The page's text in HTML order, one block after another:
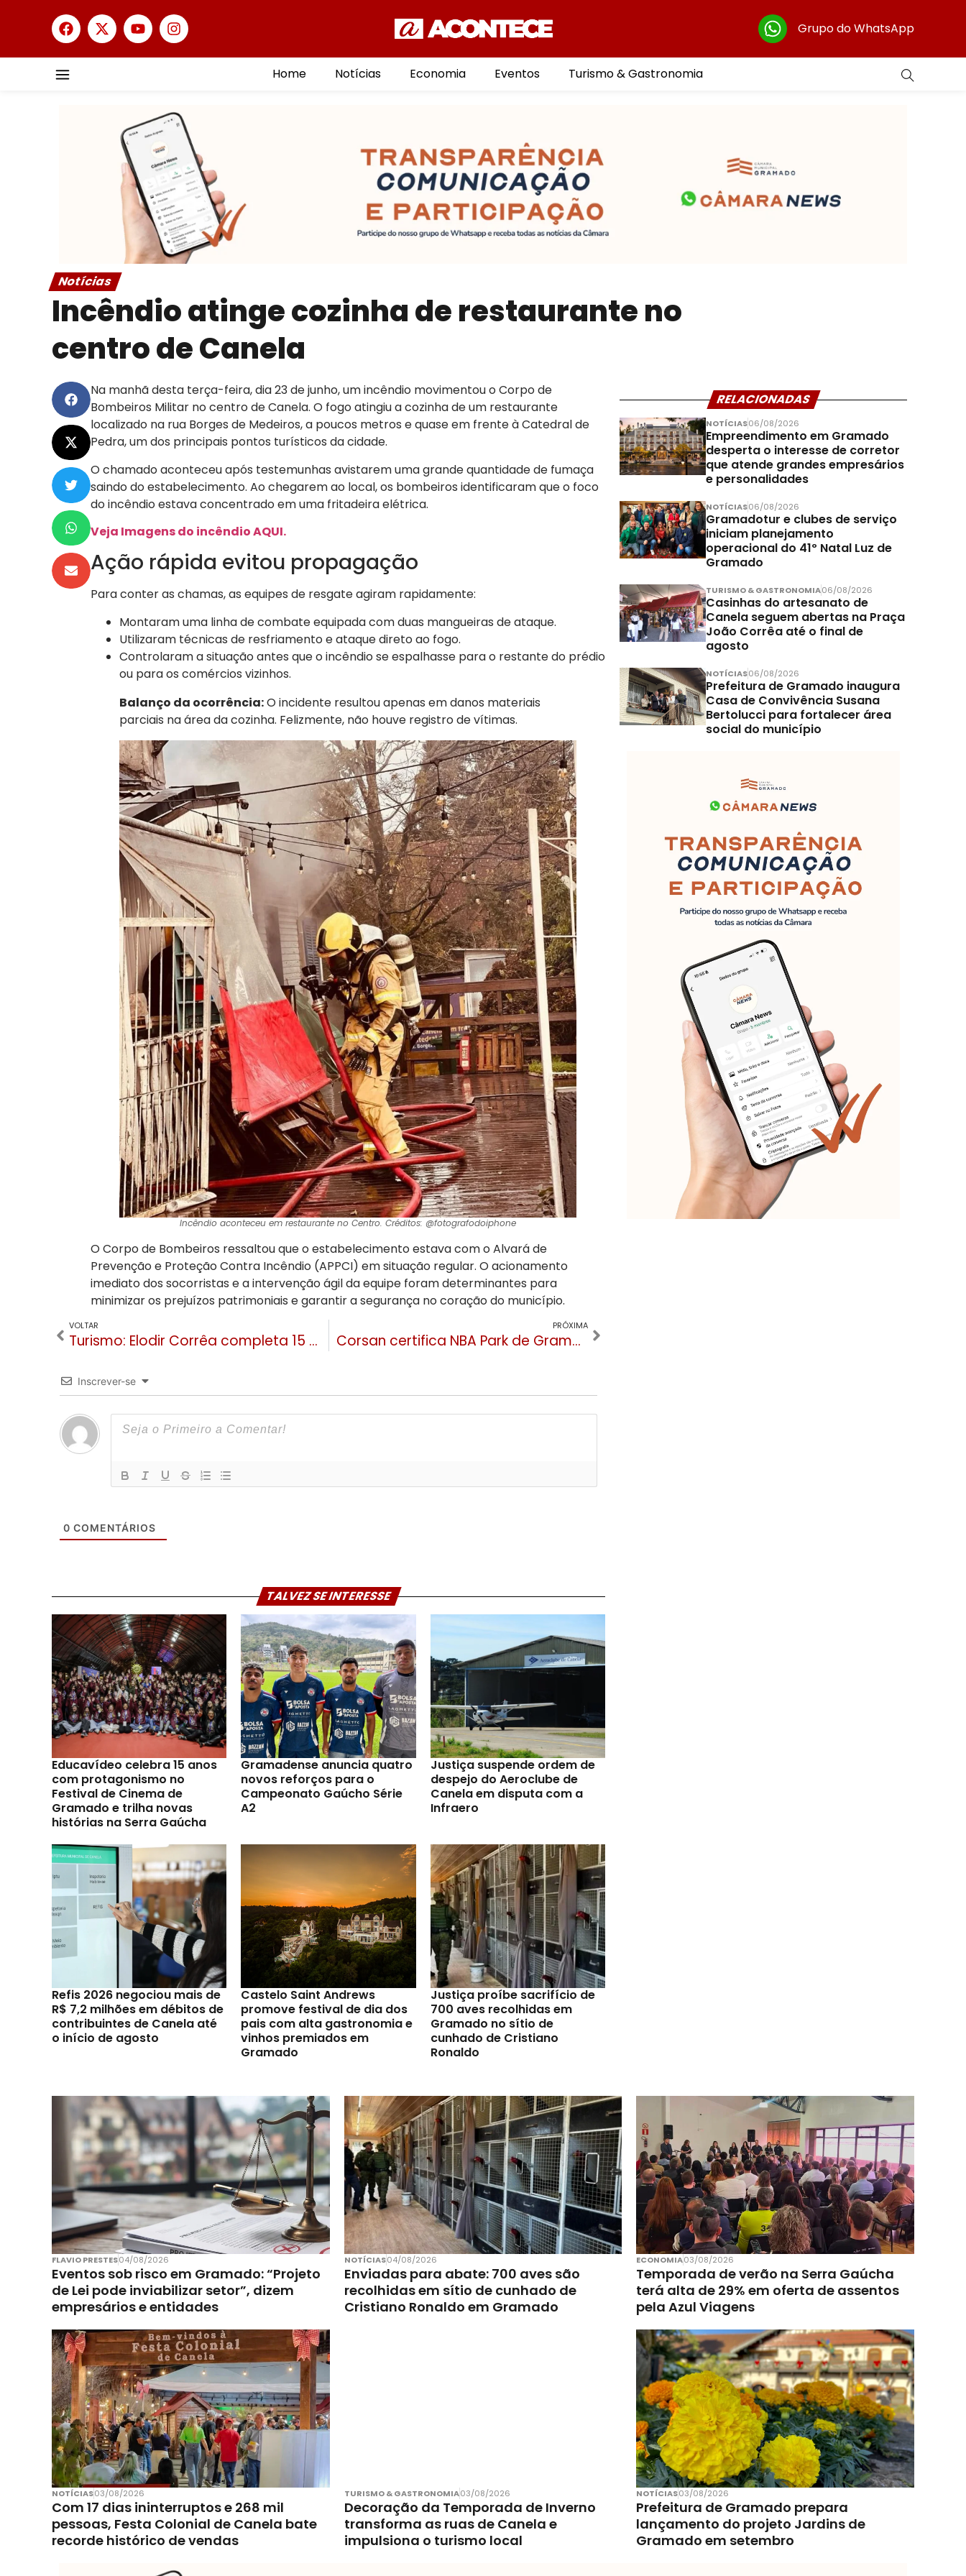
Grupo do WhatsApp
Home Notícias Economia Eventos Turismo & Gastronomia
Notícias
Incêndio atinge cozinha de restaurante no
centro de Canela
Na manhã desta terça-feira, dia 23 de junho, um incêndio movimentou o Corpo de
Bombeiros Militar no centro de Canela. O fogo atingiu a cozinha de um restaurante
localizado na rua Borges de Medeiros, a poucos metros e quase em frente à Catedral de
Pedra, um dos principais pontos turísticos da cidade.
O chamado aconteceu após testemunhas avistarem uma grande quantidade de fumaça
saindo do estabelecimento. Ao chegarem ao local, os bombeiros identificaram que o foco
do incêndio estava concentrado em uma fritadeira elétrica.
Veja Imagens do incêndio AQUI.
Ação rápida evitou propagação
Para conter as chamas, as equipes de resgate agiram rapidamente:
Montaram uma linha de combate equipada com duas mangueiras de ataque.
Utilizaram técnicas de resfriamento e ataque direto ao fogo.
Controlaram a situação antes que o incêndio se espalhasse para o restante do prédio
ou para os comércios vizinhos.
Balanço da ocorrência:O incidente resultou apenas em danos materiais
parciais na área da cozinha. Felizmente, não houve registro de vítimas.
Incêndio aconteceu em restaurante no Centro. Créditos: @fotografodoiphone
O Corpo de Bombeiros ressaltou que o estabelecimento estava com o Alvará de
Prevenção e Proteção Contra Incêndio (APPCI) em situação regular. O acionamento
imediato dos socorristas e a intervenção ágil da equipe foram determinantes para
minimizar os prejuízos patrimoniais e garantir a segurança no coração do município.
VOLTAR
Turismo: Elodir Corrêa completa 15 anos de Grupo Dreams e anuncia novidades em quatro estados de atuação
PRÓXIMA
Corsan certifica NBA Park de Gramado com Selo de Qualidade da Água
Inscrever-se
0 COMENTÁRIOS
TALVEZ SE INTERESSE
Educavídeo celebra 15 anos
com protagonismo no
Festival de Cinema de
Gramado e trilha novas
histórias na Serra Gaúcha
Gramadense anuncia quatro
novos reforços para o
Campeonato Gaúcho Série
A2
Justiça suspende ordem de
despejo do Aeroclube de
Canela em disputa com a
Infraero
Refis 2026 negociou mais de
R$ 7,2 milhões em débitos de
contribuintes de Canela até
o início de agosto
Castelo Saint Andrews
promove festival de dia dos
pais com alta gastronomia e
vinhos premiados em
Gramado
Justiça proíbe sacrifício de
700 aves recolhidas em
Gramado no sítio de
cunhado de Cristiano
Ronaldo
RELACIONADAS
NOTÍCIAS06/08/2026
Empreendimento em Gramado
desperta o interesse de corretor
que atende grandes empresários
e personalidades
NOTÍCIAS06/08/2026
Gramadotur e clubes de serviço
iniciam planejamento
operacional do 41º Natal Luz de
Gramado
TURISMO & GASTRONOMIA06/08/2026
Casinhas do artesanato de
Canela seguem abertas na Praça
João Corrêa até o final de
agosto
NOTÍCIAS06/08/2026
Prefeitura de Gramado inaugura
Casa de Convivência Susana
Bertolucci para fortalecer área
social do município
FLAVIO PRESTES04/08/2026
Eventos sob risco em Gramado: “Projeto
de Lei pode inviabilizar setor”, dizem
empresários e entidades
NOTÍCIAS04/08/2026
Enviadas para abate: 700 aves são
recolhidas em sítio de cunhado de
Cristiano Ronaldo em Gramado
ECONOMIA03/08/2026
Temporada de verão na Serra Gaúcha
terá alta de 29% em oferta de assentos
pela Azul Viagens
NOTÍCIAS03/08/2026
Com 17 dias ininterruptos e 268 mil
pessoas, Festa Colonial de Canela bate
recorde histórico de vendas
TURISMO & GASTRONOMIA03/08/2026
Decoração da Temporada de Inverno
transforma as ruas de Canela e
impulsiona o turismo local
NOTÍCIAS03/08/2026
Prefeitura de Gramado prepara
lançamento do projeto Jardins de
Gramado em setembro